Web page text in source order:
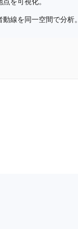
線を同一空間で分析。